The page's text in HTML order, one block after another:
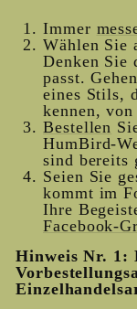
Immer
Wählen Sie
Denken Sie
passt.
eines Stils,
kennen,
Bestellen
HumBird-
sind bereits
Seien Sie
kommt im
Ihre
Facebook-
Hinweis Nr. 1: